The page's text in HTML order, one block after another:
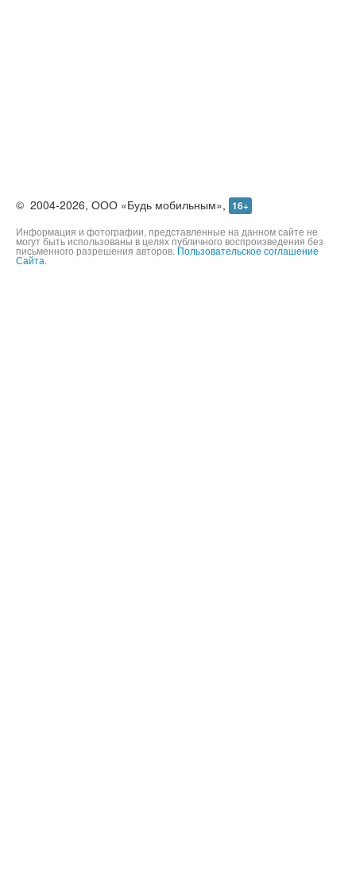
©2004-2026,ООО «Будь мобильным», 16+
Информация и фотографии, представленные на данном сайте не
могут быть использованы в целях публичного воспроизведения без